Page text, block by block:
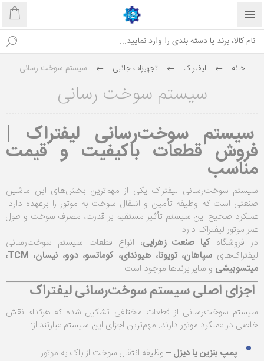
خانه لیفتراک تجهیزات جانبی سیستم سوخت رسانی
سیستم سوخت رسانی
سیستم سوخت‌رسانی لیفتراک |
فروش قطعات باکیفیت و قیمت
مناسب
سیستم سوخت‌رسانی لیفتراک یکی از مهم‌ترین بخش‌های این ماشین
صنعتی است که وظیفه تأمین و انتقال سوخت به موتور را برعهده دارد.
عملکرد صحیح این سیستم تأثیر مستقیم بر قدرت، مصرف سوخت و طول
عمر موتور لیفتراک دارد.
در فروشگاه کیا صنعت زهرایی، انواع قطعات سیستم سوخت‌رسانی
لیفتراک‌های
سپاهان، تویوتا، هیوندای، کوماتسو، دوو، نیسان، TCM،
میتسوبیشی و سایر برندها موجود است.
اجزای اصلی سیستم سوخت‌رسانی لیفتراک
سیستم سوخت‌رسانی از قطعات مختلفی تشکیل شده که هرکدام نقش
خاصی در عملکرد موتور دارند. مهم‌ترین اجزای این سیستم عبارتند از:
پمپ بنزین یا دیزل– وظیفه انتقال سوخت از باک به موتور